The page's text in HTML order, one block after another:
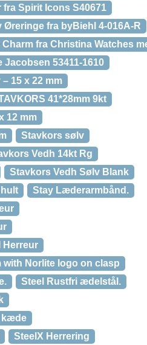
Spirit Icons S40671
fra byBiehl 4-016A-R
fra Christina Watches
Jacobsen 53411-1610
15 x 22 mm
41*28mm 9kt
12 mm
Stavkors sølv
Vedh 14kt Rg
Stavkors Vedh Sølv Blank
Stay Læderarmbånd.
Herreur
with Norlite logo on clasp
Steel Rustfri ædelstål.
kæde
SteelX Herrering